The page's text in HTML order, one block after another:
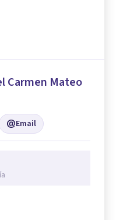
Carmen Mateo
Email